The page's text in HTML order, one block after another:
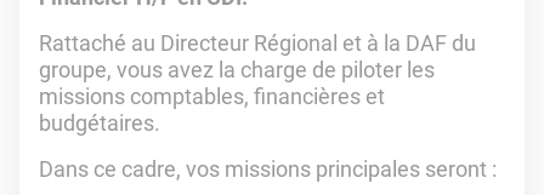
Rattaché au Directeur Régional et à la DAF du
groupe, vous avez la charge de piloter les
missions comptables, financières et
budgétaires.
Dans ce cadre, vos missions principales seront :